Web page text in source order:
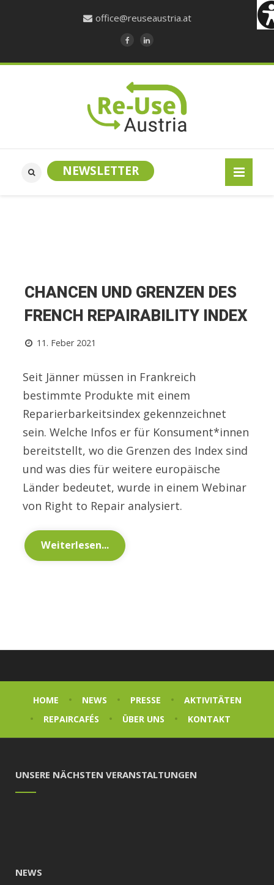
office@reuseaustria.at
NEWSLETTER
CHANCEN UND GRENZEN DES
FRENCH REPAIRABILITY INDEX
11. Feber 2021
Seit Jänner müssen in Frankreich
bestimmte Produkte mit einem
Reparierbarkeitsindex gekennzeichnet
sein. Welche Infos er für Konsument*innen
bereitstellt, wo die Grenzen des Index sind
und was dies für weitere europäische
Länder bedeutet, wurde in einem Webinar
von Right to Repair analysiert.
Weiterlesen...
HOME NEWS PRESSE
AKTIVITÄTEN
REPAIRCAFÉS
ÜBER UNS KONTAKT
UNSERE NÄCHSTEN VERANSTALTUNGEN
NEWS